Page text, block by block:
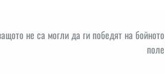
не са могли да ги победят на бойното
поле